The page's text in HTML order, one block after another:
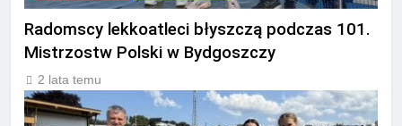
Radomscy lekkoatleci błyszczą podczas 101.
Mistrzostw Polski w Bydgoszczy
2 lata temu